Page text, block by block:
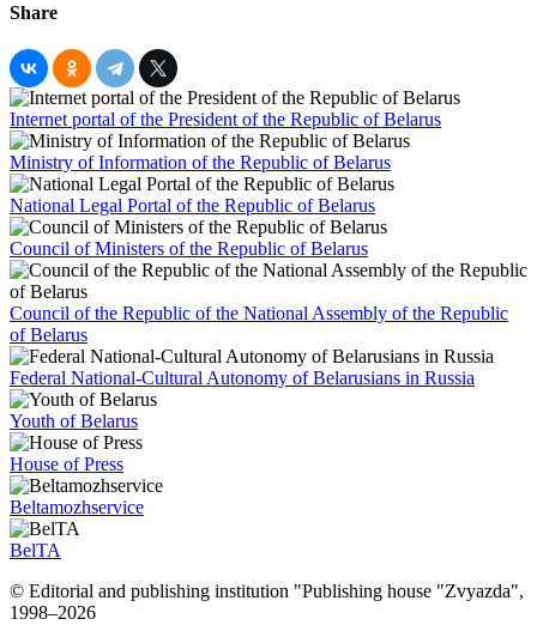
Share
Internet portal of the President of the Republic of Belarus
Ministry of Information of the Republic of Belarus
National Legal Portal of the Republic of Belarus
Council of Ministers of the Republic of Belarus
Council of the Republic of the National Assembly of the Republic
of Belarus
Federal National-Cultural Autonomy of Belarusians in Russia
Youth of Belarus
House of Press
Beltamozhservice
BelTA
© Editorial and publishing institution "Publishing house "Zvyazda",
1998–2026